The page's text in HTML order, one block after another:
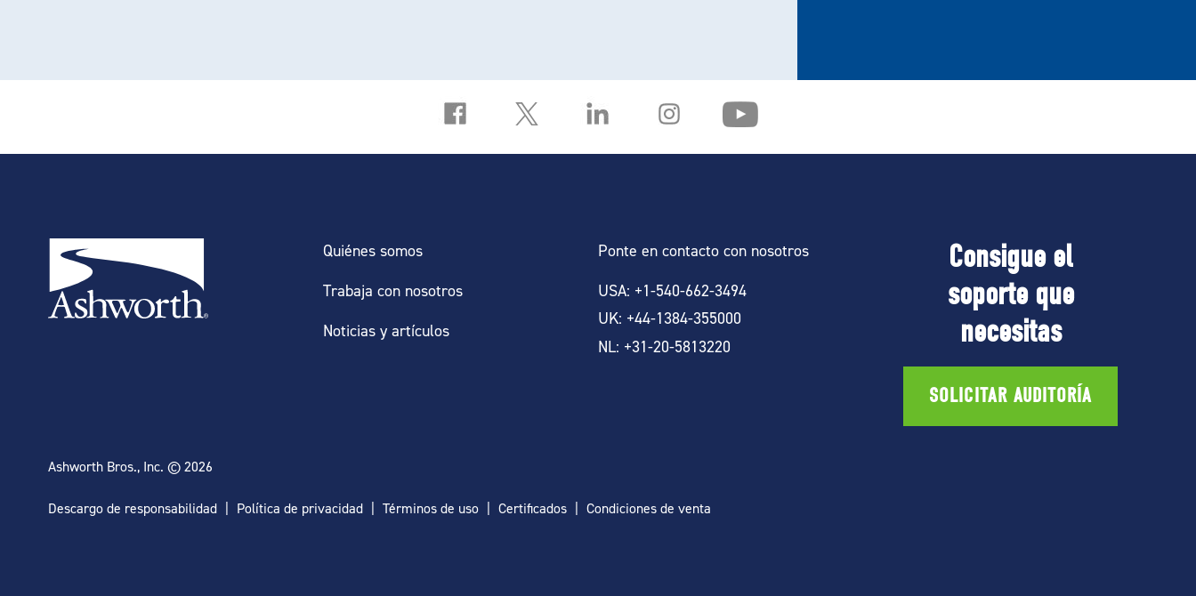
Quiénes somos
Trabaja con nosotros
Noticias y artículos
Ponte en contacto con nosotros
USA: +1-540-662-3494
UK: +44-1384-355000
NL: +31-20-5813220
Consigue el
soporte que
necesitas
SOLICITAR AUDITORÍA
Ashworth Bros., Inc. © 2026
Descargo de responsabilidad Política de privacidad Términos de uso Certificados Condiciones de venta